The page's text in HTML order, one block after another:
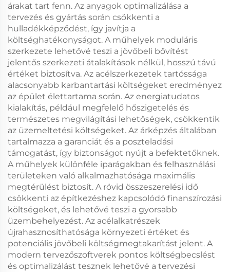
árakat tart fenn. Az anyagok optimalizálása a
tervezés és gyártás során csökkenti a
hulladékképződést, így javítja a
költséghatékonyságot. A műhelyek moduláris
szerkezete lehetővé teszi a jövőbeli bővítést
jelentős szerkezeti átalakítások nélkül, hosszú távú
értéket biztosítva. Az acélszerkezetek tartóssága
alacsonyabb karbantartási költségeket eredményez
az épület élettartama során. Az energiatudatos
kialakítás, például megfelelő hőszigetelés és
természetes megvilágítási lehetőségek, csökkentik
az üzemeltetési költségeket. Az árképzés általában
tartalmazza a garanciát és a poszteladási
támogatást, így biztonságot nyújt a befektetőknek.
A műhelyek különféle iparágakban és felhasználási
területeken való alkalmazhatósága maximális
megtérülést biztosít. A rövid összeszerelési idő
csökkenti az építkezéshez kapcsolódó finanszírozási
költségeket, és lehetővé teszi a gyorsabb
üzembehelyezést. Az acélalkatrészek
újrahasznosíthatósága környezeti értéket és
potenciális jövőbeli költségmegtakarítást jelent. A
modern tervezőszoftverek pontos költségbecslést
és optimalizálást tesznek lehetővé a tervezési